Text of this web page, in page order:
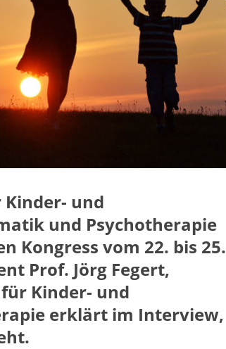
Kinder- und
und Psychotherapie
Kongress vom 22. bis 25.
Prof. Jörg Fegert,
Kinder- und
erklärt im Interview,